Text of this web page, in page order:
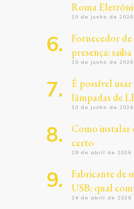
Roma
10 de junho de 2026
Fornecedor de
presença:
10 de junho de 2026
É possível
lâmpadas de
10 de junho de 2026
Como instalar
certo
29 de abril de 2026
Fabricante de
USB: qual
24 de abril de 2026